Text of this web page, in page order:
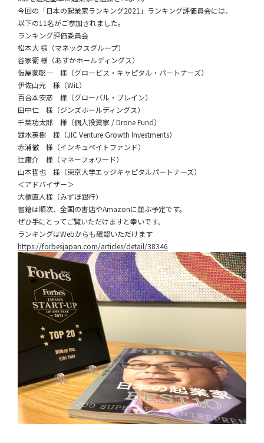
今回の「日本の起業家ランキング2021」ランキング評価員会には、
以下の11名がご参加されました。
ランキング評価委員会
松本大 様（マネックスグループ）
谷家衛 様（あすかホールディングス）
仮屋薗聡一 様（グロービス・キャピタル・パートナーズ）
伊佐山元 様（WiL）
百合本安彦 様（グローバル・ブレイン）
田中仁 様（ジンズホールディングス）
千葉功太郎 様（個人投資家 / Drone Fund）
鑓水英樹 様（JIC Venture Growth Investments）
赤浦徹 様（インキュベイトファンド）
辻庸介 様（マネーフォワード）
山本哲也 様（東京大学エッジキャピタルパートナーズ）
＜アドバイザー＞
大櫃直人様（みずほ銀行）
書籍は順次、全国の書店やAmazonに並ぶ予定です。
ぜひ手にとってご覧いただけますと幸いです。
ランキングはWebからも確認いただけます
https://forbesjapan.com/articles/detail/38346